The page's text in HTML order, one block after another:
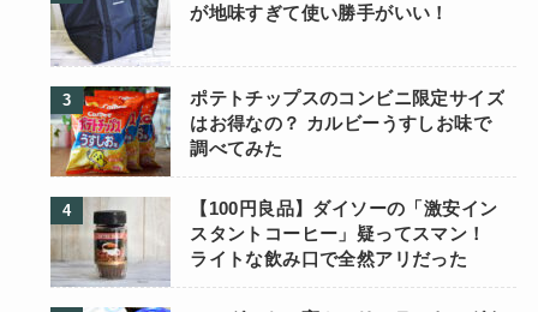
が地味すぎて使い勝手がいい！
ポテトチップスのコンビニ限定サイズ
はお得なの？ カルビーうすしお味で
調べてみた
【100円良品】ダイソーの「激安イン
スタントコーヒー」疑ってスマン！
ライトな飲み口で全然アリだった